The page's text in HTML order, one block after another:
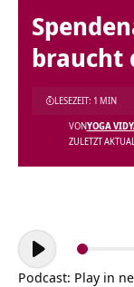
braucht
ZULETZT
VONYOGA
LESEZEIT: 1 MIN
Audio-
Player
Podcast: Play in